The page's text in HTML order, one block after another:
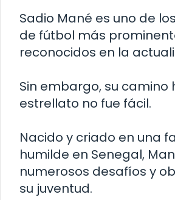
Sadio Mané es uno de
de fútbol más
reconocidos en la
Sin embargo, su camino
estrellato no fue fácil.
Nacido y criado en una
humilde en Senegal,
numerosos desafíos y
su juventud.